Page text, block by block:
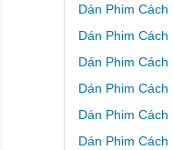
Dán Phim Cách
Dán Phim
Dán Phim Cách
Dán Phim Cách
Dán Phim Cách
Dán Phim